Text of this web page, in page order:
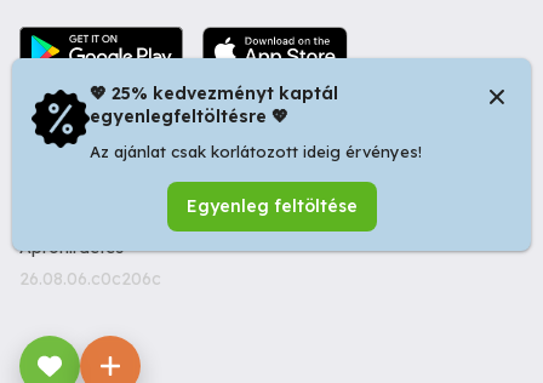
© 2026 Startapró S.R.L. | Bulevardul Dacia nr 34, Oradea
410346, Romania | Tax ID: RO44483373 -
Ingyenes
Apróhirdetés
26.08.06.c0c206c
💖 25% kedvezményt kaptál
egyenlegfeltöltésre 💖
Az ajánlat csak korlátozott ideig érvényes!
Egyenleg feltöltése